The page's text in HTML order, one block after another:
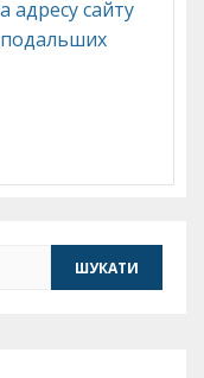
адресу сайту
подальших